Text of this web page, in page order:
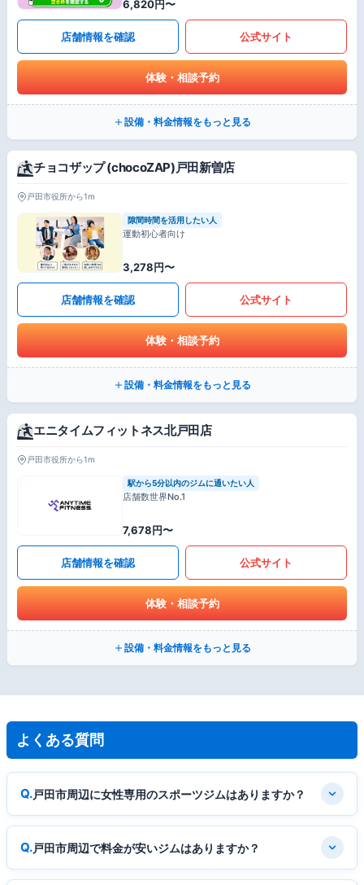
6,820円〜
店舗情報を確認 公式サイト
体験・相談予約
設備・料金情報をもっと見る
チョコザップ (chocoZAP)戸田新曽店
戸田市役所から1m
隙間時間を活用したい人
運動初心者向け
3,278円〜
店舗情報を確認 公式サイト
体験・相談予約
設備・料金情報をもっと見る
エニタイムフィットネス北戸田店
戸田市役所から1m
駅から5分以内のジムに通いたい人
店舗数世界No.1
7,678円〜
店舗情報を確認 公式サイト
体験・相談予約
設備・料金情報をもっと見る
よくある質問
戸田市周辺に女性専用のスポーツジムはありますか？
戸田市周辺で料金が安いジムはありますか？